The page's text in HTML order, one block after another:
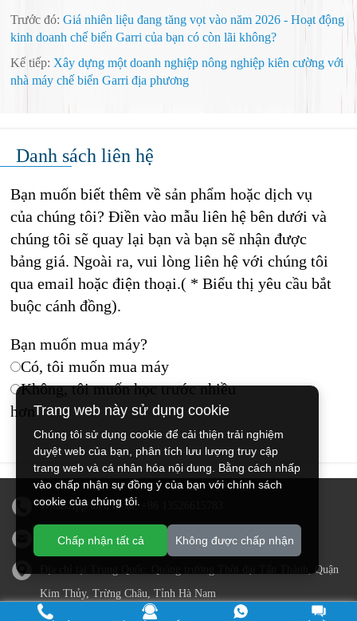
Trước đó:Giá nhiên liệu đang tăng vọt vào năm 2026 - Hoạt động
kinh doanh chế biến Garri của bạn có còn lãi không?
Kế tiếp: Xây dựng một doanh nghiệp nông nghiệp kiên cường với
nhà máy chế biến Garri địa phương
Danh sách liên hệ
Bạn muốn biết thêm về sản phẩm hoặc dịch vụ
của chúng tôi? Điền vào mẫu liên hệ bên dưới và
chúng tôi sẽ quay lại bạn và bạn sẽ nhận được
bảng giá. Ngoài ra, vui lòng liên hệ với chúng tôi
qua email hoặc điện thoại.( * Biểu thị yêu cầu bắt
buộc cánh đồng).
Bạn muốn mua máy?
Có, tôi muốn mua máy
Không, tôi muốn học trước nhiều
hơn
WhatsApp/điện thoại:
E-mail:sales@doingmachinery.com
Địa chỉ tại Trung Quốc: Quảng trường Thời đại Tấn Thành, Quận
Kim Thủy, Trừng Châu, Tỉnh Hà Nam
Trang web này sử dụng cookie
Chúng tôi sử dụng cookie để cải thiện trải nghiệm
duyệt web của bạn, phân tích lưu lượng truy cập
trang web và cá nhân hóa nội dung. Bằng cách nhấp
vào chấp nhận sự đồng ý của bạn với chính sách
cookie của chúng tôi.
Chấp nhận tất cả Không được chấp nhận